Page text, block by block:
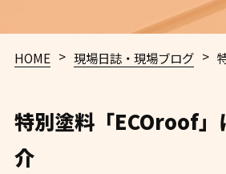
HOME > 現場日誌・現場ブログ >
特別塗料「ECOroof」
介